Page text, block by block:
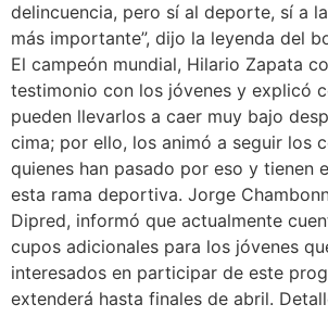
delincuencia, pero sí al deporte, sí a
más importante”, dijo la leyenda del
El campeón mundial, Hilario Zapata
testimonio con los jóvenes y explicó
pueden llevarlos a caer muy bajo
cima; por ello, los animó a seguir los
quienes han pasado por eso y tienen
esta rama deportiva. Jorge
Dipred, informó que actualmente
cupos adicionales para los jóvenes
interesados en participar de este
extenderá hasta finales de abril.